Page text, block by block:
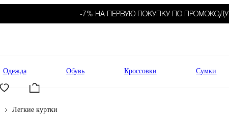
-7% НА ПЕРВУЮ ПОКУПКУ ПО ПРОМОКОДУ
Одежда Обувь Кроссовки Сумки
Легкие куртки